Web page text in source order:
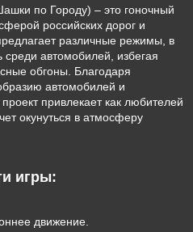
по Городу) – это гоночный
российских дорог и
различные режимы, в
автомобилей, избегая
обгоны. Благодаря
автомобилей и
привлекает как любителей
окунуться в атмосферу
игры:
движение.